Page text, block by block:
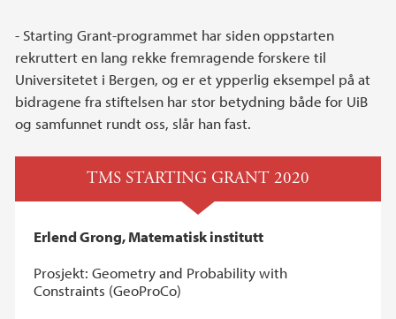
- Starting Grant-programmet har siden oppstarten
rekruttert en lang rekke fremragende forskere til
Universitetet i Bergen, og er et ypperlig eksempel på at
bidragene fra stiftelsen har stor betydning både for UiB
og samfunnet rundt oss, slår han fast.
TMS STARTING GRANT 2020
Erlend Grong, Matematisk institutt
Prosjekt: Geometry and Probability with
Constraints (GeoProCo)